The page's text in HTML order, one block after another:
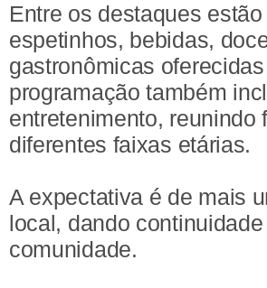
Entre os destaques
espetinhos, bebidas,
gastronômicas
programação também
entretenimento,
diferentes faixas etárias.
A expectativa é de mais
local, dando
comunidade.